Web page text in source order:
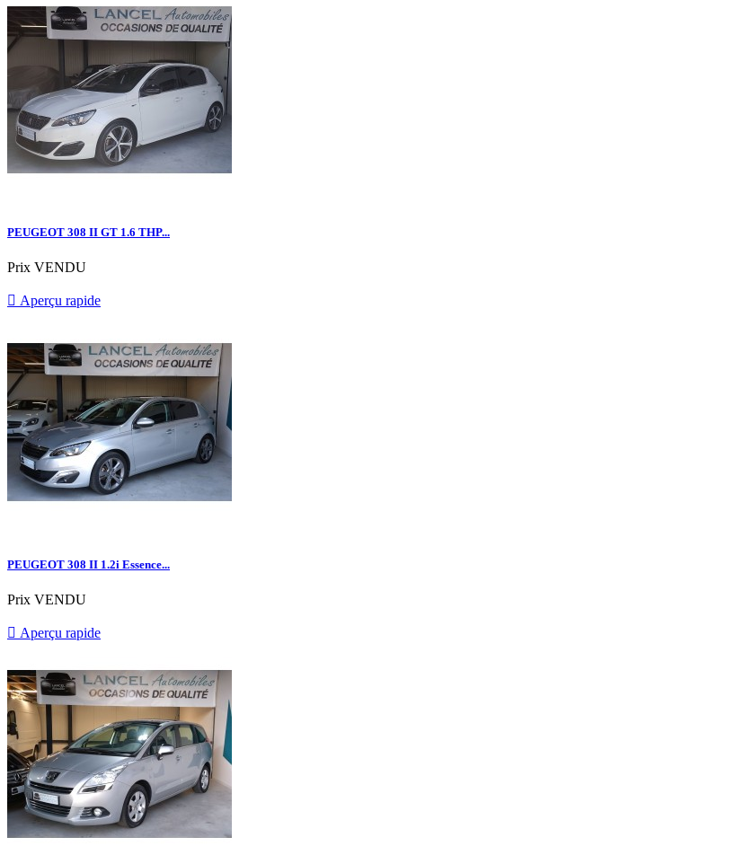
PEUGEOT 308 II GT 1.6 THP...
Prix VENDU
 Aperçu rapide
PEUGEOT 308 II 1.2i Essence...
Prix VENDU
 Aperçu rapide